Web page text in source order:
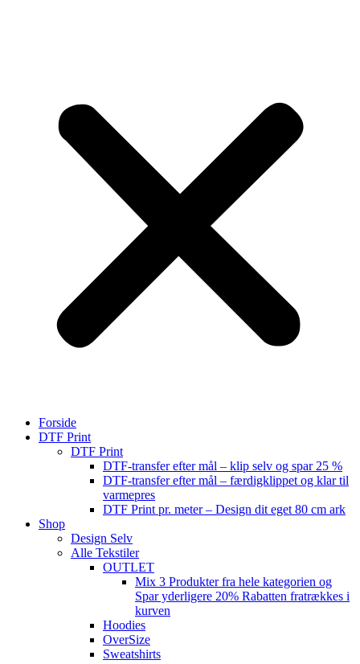
Forside
DTF Print
DTF Print
DTF-transfer efter mål – klip selv og spar 25 %
DTF-transfer efter mål – færdigklippet og klar til
varmepres
DTF Print pr. meter – Design dit eget 80 cm ark
Shop
Design Selv
Alle Tekstiler
OUTLET
Mix 3 Produkter fra hele kategorien og
Spar yderligere 20% Rabatten fratrækkes i
kurven
Hoodies
OverSize
Sweatshirts